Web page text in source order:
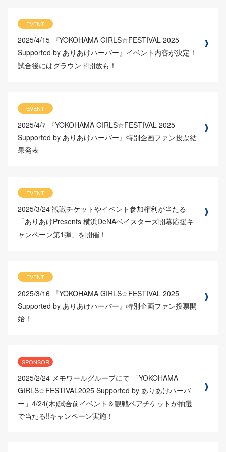
EVENT
2025/4/15 『YOKOHAMA GIRLS☆FESTIVAL 2025
Supported by ありあけハーバー』イベント内容が決定！
試合後にはグラウンド開放も！
EVENT
2025/4/7 『YOKOHAMA GIRLS☆FESTIVAL 2025
Supported by ありあけハーバー』特別企画ファン投票結
果発表
EVENT
2025/3/24 観戦チケットやイベント参加権利が当たる
「ありあけPresents 横浜DeNAベイスターズ開幕応援キ
ャンペーン第1弾」を開催！
EVENT
2025/3/16
『YOKOHAMA GIRLS☆FESTIVAL 2025
Supported by ありあけハーバー』特別企画ファン投票開
始！
SPONSOR
2025/2/24 メモワールグループにて 「YOKOHAMA
GIRLS☆FESTIVAL2025 Supported by ありあけハーバ
ー」4/24(木)試合前イベント＆観戦ペアチケットが抽選
で当たる!!キャンペーン実施！